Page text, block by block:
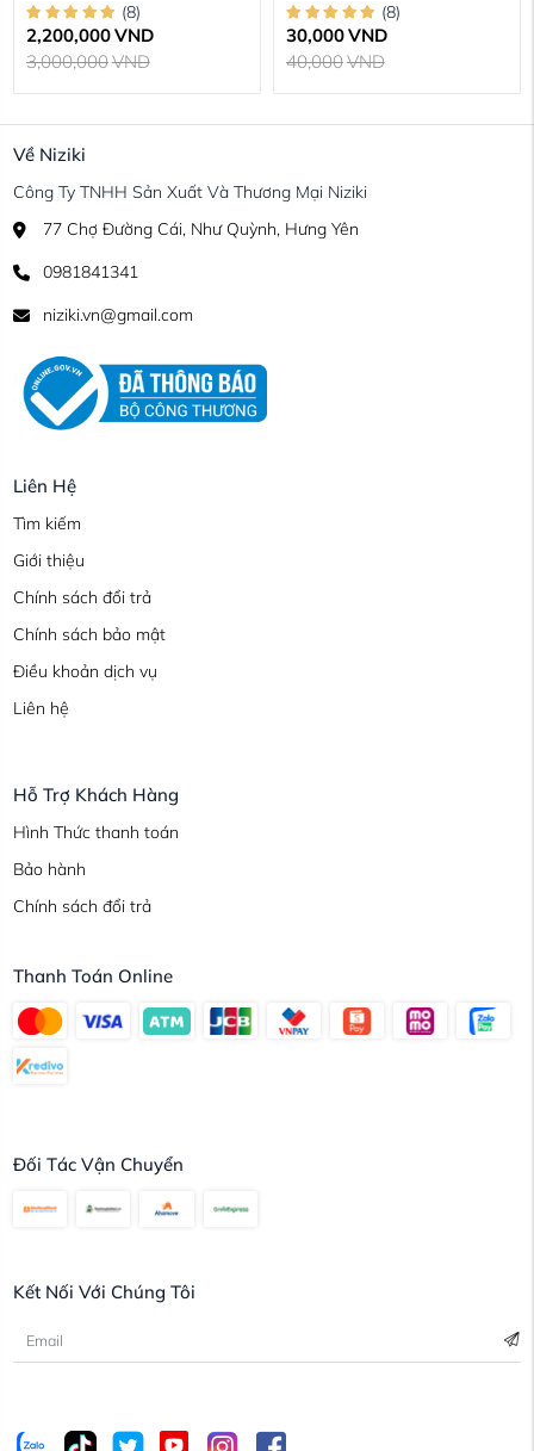
(8)
2,200,000VND
3,000,000VND
(8)
30,000VND
40,000VND
Về Niziki
Công Ty TNHH Sản Xuất Và Thương Mại Niziki
77 Chợ Đường Cái, Như Quỳnh, Hưng Yên
0981841341
niziki.vn@gmail.com
Liên Hệ
Tìm kiếm
Giới thiệu
Chính sách đổi trả
Chính sách bảo mật
Điều khoản dịch vụ
Liên hệ
Hỗ Trợ Khách Hàng
Hình Thức thanh toán
Bảo hành
Chính sách đổi trả
Thanh Toán Online
Đối Tác Vận Chuyển
Kết Nối Với Chúng Tôi